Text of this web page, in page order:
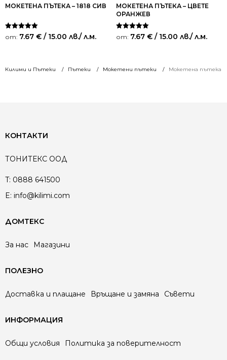
Килими и Пътеки Пътеки Мокетени пътеки Мокетена пътека –
МОКЕТЕНА ПЪТЕКА – 1818 СИВ
Оценено на
5.00
от: 7.67 € / 15.00 лв./ л.м.
МОКЕТЕНА ПЪТЕКА – ЦВЕТЕ
ОРАНЖЕВ
Оценено на
5.00
от: 7.67 € / 15.00 лв./ л.м.
КОНТАКТИ
ТОНИТЕКС ООД
T: 0888 641500
E: info@kilimi.com
ДОМТЕКС
За нас Магазини
ПОЛЕЗНО
Доставка и плащане Връщане и замяна Съвети
ИНФОРМАЦИЯ
Общи условия Политика за поверителност